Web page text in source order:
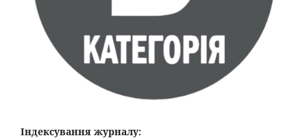
Індексування журналу: